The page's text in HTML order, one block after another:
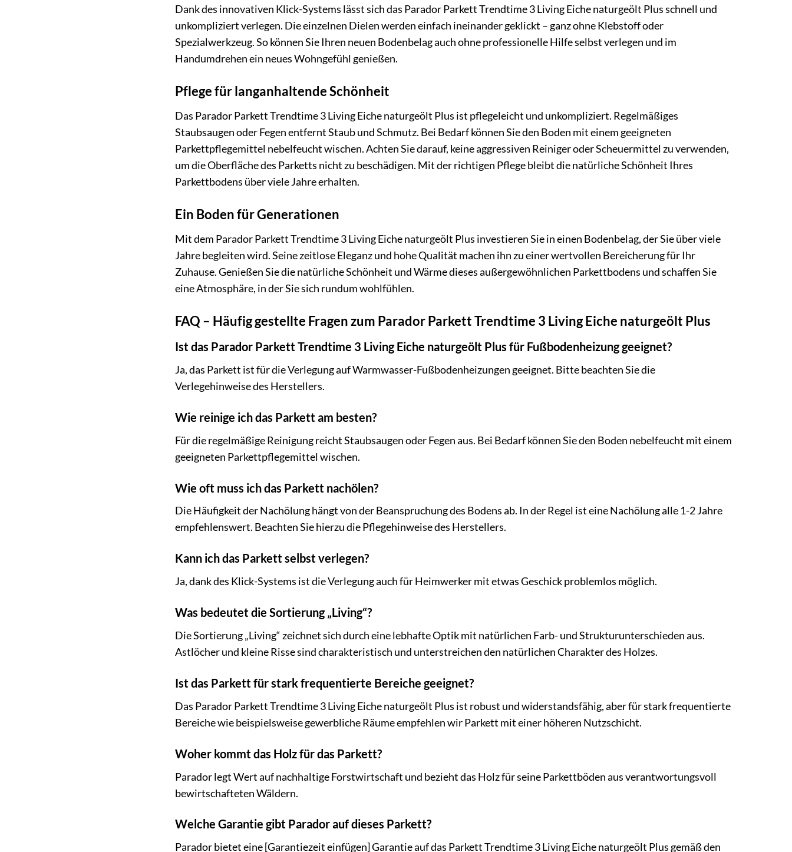
Dank des innovativen Klick-Systems lässt sich das Parador Parkett Trendtime 3 Living Eiche naturgeölt Plus schnell und
unkompliziert verlegen. Die einzelnen Dielen werden einfach ineinander geklickt – ganz ohne Klebstoff oder
Spezialwerkzeug. So können Sie Ihren neuen Bodenbelag auch ohne professionelle Hilfe selbst verlegen und im
Handumdrehen ein neues Wohngefühl genießen.
Pflege für langanhaltende Schönheit
Das Parador Parkett Trendtime 3 Living Eiche naturgeölt Plus ist pflegeleicht und unkompliziert. Regelmäßiges
Staubsaugen oder Fegen entfernt Staub und Schmutz. Bei Bedarf können Sie den Boden mit einem geeigneten
Parkettpflegemittel nebelfeucht wischen. Achten Sie darauf, keine aggressiven Reiniger oder Scheuermittel zu verwenden,
um die Oberfläche des Parketts nicht zu beschädigen. Mit der richtigen Pflege bleibt die natürliche Schönheit Ihres
Parkettbodens über viele Jahre erhalten.
Ein Boden für Generationen
Mit dem Parador Parkett Trendtime 3 Living Eiche naturgeölt Plus investieren Sie in einen Bodenbelag, der Sie über viele
Jahre begleiten wird. Seine zeitlose Eleganz und hohe Qualität machen ihn zu einer wertvollen Bereicherung für Ihr
Zuhause. Genießen Sie die natürliche Schönheit und Wärme dieses außergewöhnlichen Parkettbodens und schaffen Sie
eine Atmosphäre, in der Sie sich rundum wohlfühlen.
FAQ – Häufig gestellte Fragen zum Parador Parkett Trendtime 3 Living Eiche naturgeölt Plus
Ist das Parador Parkett Trendtime 3 Living Eiche naturgeölt Plus für Fußbodenheizung geeignet?
Ja, das Parkett ist für die Verlegung auf Warmwasser-Fußbodenheizungen geeignet. Bitte beachten Sie die
Verlegehinweise des Herstellers.
Wie reinige ich das Parkett am besten?
Für die regelmäßige Reinigung reicht Staubsaugen oder Fegen aus. Bei Bedarf können Sie den Boden nebelfeucht mit einem
geeigneten Parkettpflegemittel wischen.
Wie oft muss ich das Parkett nachölen?
Die Häufigkeit der Nachölung hängt von der Beanspruchung des Bodens ab. In der Regel ist eine Nachölung alle 1-2 Jahre
empfehlenswert. Beachten Sie hierzu die Pflegehinweise des Herstellers.
Kann ich das Parkett selbst verlegen?
Ja, dank des Klick-Systems ist die Verlegung auch für Heimwerker mit etwas Geschick problemlos möglich.
Was bedeutet die Sortierung „Living“?
Die Sortierung „Living“ zeichnet sich durch eine lebhafte Optik mit natürlichen Farb- und Strukturunterschieden aus.
Astlöcher und kleine Risse sind charakteristisch und unterstreichen den natürlichen Charakter des Holzes.
Ist das Parkett für stark frequentierte Bereiche geeignet?
Das Parador Parkett Trendtime 3 Living Eiche naturgeölt Plus ist robust und widerstandsfähig, aber für stark frequentierte
Bereiche wie beispielsweise gewerbliche Räume empfehlen wir Parkett mit einer höheren Nutzschicht.
Woher kommt das Holz für das Parkett?
Parador legt Wert auf nachhaltige Forstwirtschaft und bezieht das Holz für seine Parkettböden aus verantwortungsvoll
bewirtschafteten Wäldern.
Welche Garantie gibt Parador auf dieses Parkett?
Parador bietet eine [Garantiezeit einfügen] Garantie auf das Parkett Trendtime 3 Living Eiche naturgeölt Plus gemäß den